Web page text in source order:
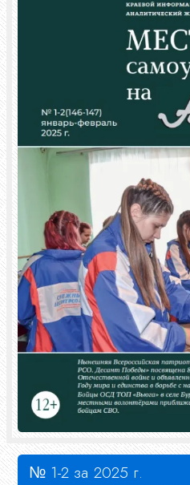
№ 1-2 за 2025 г.